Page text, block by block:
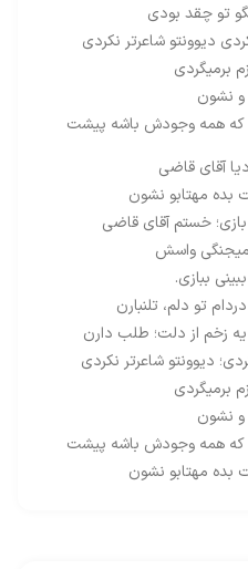
تو چقد بودی
دیوونتو شاعرتر نکردی
برمیگردی
نشون
همه وجودش باشه پیشت
آقای قاضی
بده مهتابو نشون
خستم آقای قاضی
واسش
ببازی.
تو دلم، تلنبارن
زخم از دلت؛ طلب دارن
دیوونتو شاعرتر نکردی
برمیگردی
نشون
همه وجودش باشه پیشت
بده مهتابو نشون